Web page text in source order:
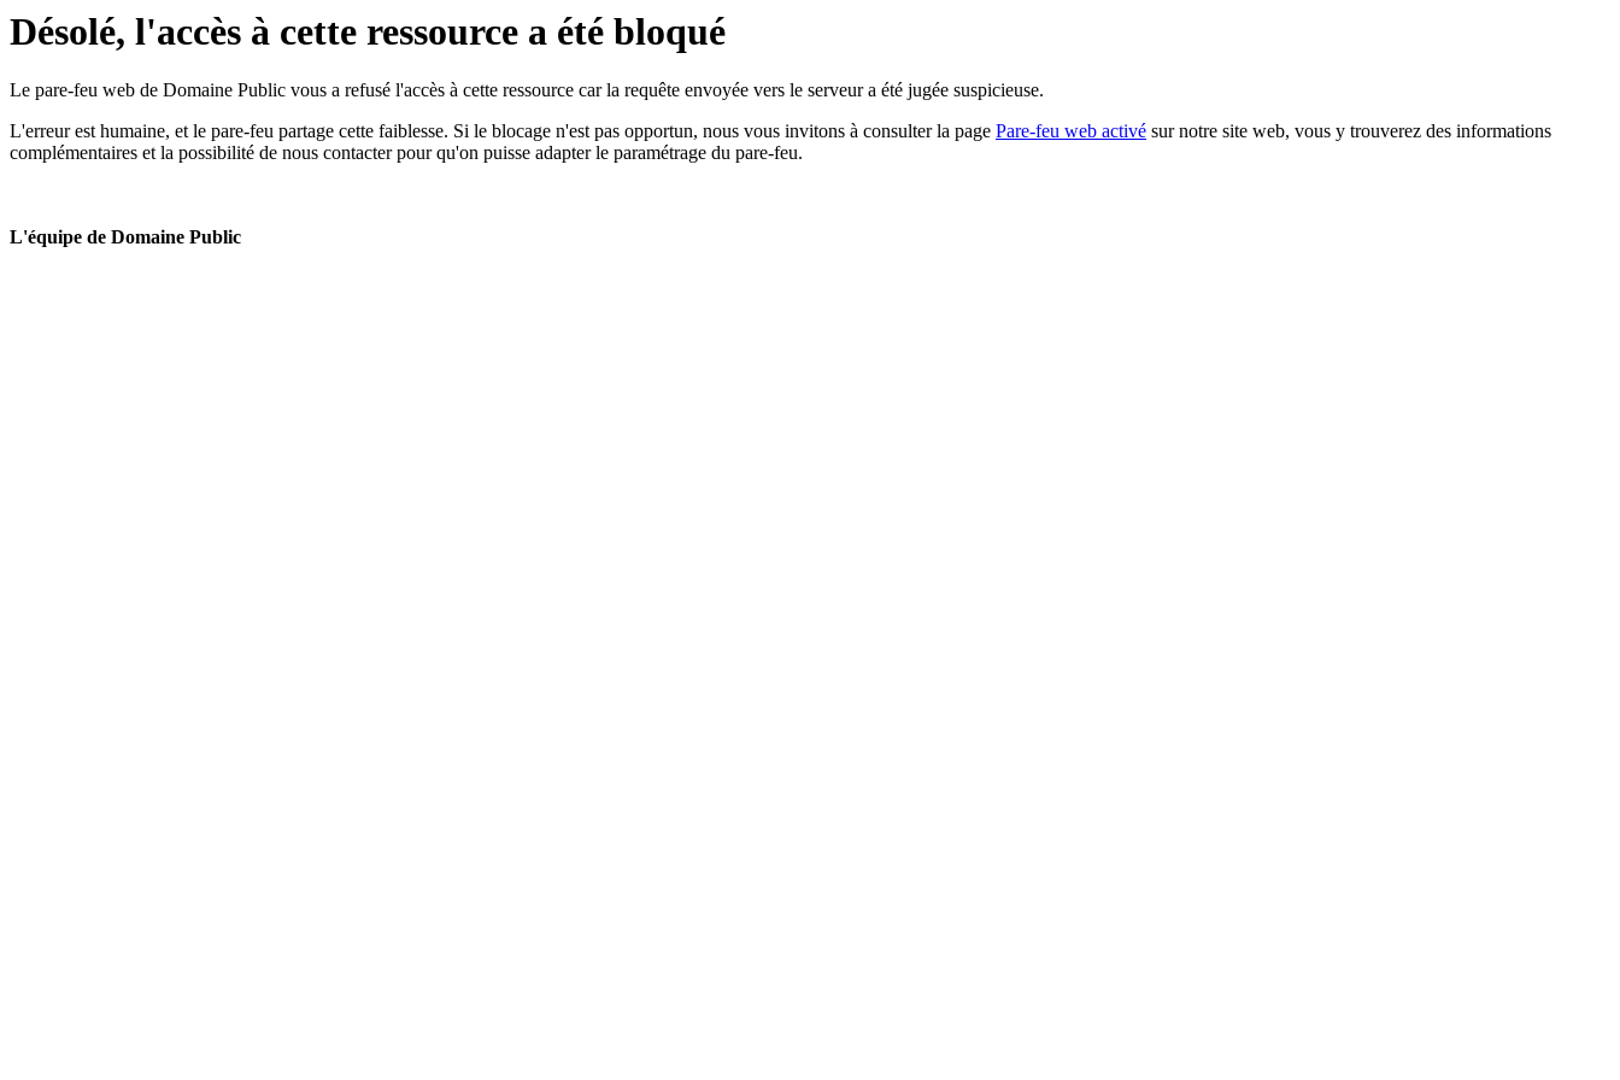
Désolé, l'accès à cette ressource a été bloqué
Le pare-feu web de Domaine Public vous a refusé l'accès à cette ressource car la requête envoyée vers le serveur a été jugée suspicieuse.
L'erreur est humaine, et le pare-feu partage cette faiblesse. Si le blocage n'est pas opportun, nous vous invitons à consulter la page Pare-feu web activé sur notre site web, vous y trouverez des informations
complémentaires et la possibilité de nous contacter pour qu'on puisse adapter le paramétrage du pare-feu.
L'équipe de Domaine Public